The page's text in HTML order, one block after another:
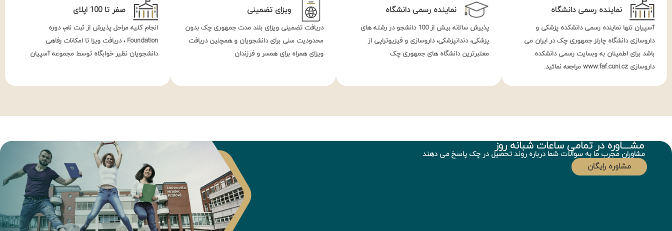
نماینده رسمی دانشگاه
آسپیان تنها نماینده رسمی دانشکده پزشکی و
داروسازی دانشگاه چارلز جمهوری چک در ایران می
باشد برای اطمینان به وبسایت رسمی دانشکده
داروسازی www.faf.cuni.cz مراجعه نمائید.
نماینده رسمی دانشگاه
پذیرش سالانه بیش از 100 دانشجو در رشته های
پزشکی، دندانپزشکی، داروسازی و فیزیوتراپی از
معتبرترین دانشگاه های جمهوری چک
ویزای تضمینی
دریافت تضمینی ویزای بلند مدت جمهوری چک بدون
محدودیت سنی برای دانشجویان و همچنین دریافت
ویزای همراه برای همسر و فرزندان
صفر تا 100 اپلای
انجام کلیه مراحل پذیرش از ثبت نام، دوره
Foundation ، دریافت ویزا تا امکانات رفاهی
دانشجویان نظیر خوابگاه توسط مجموعه آسپیان
مشــــاوره در تمامی ساعات شبانه روز
مشاوران مجرب ما به سوالات شما درباره روند تحصیل در چک پاسخ می دهند
مشاوره رایگان